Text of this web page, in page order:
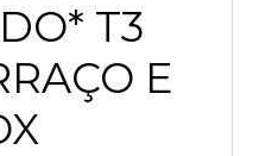
T3
E